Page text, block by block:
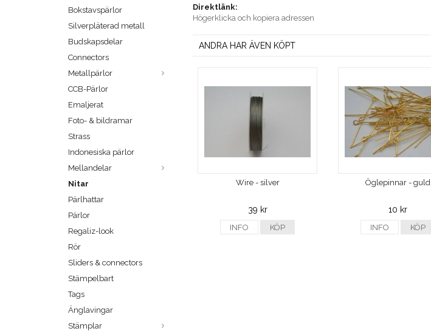
Bokstavspärlor
Silverpläterad metall
Budskapsdelar
Connectors
Metallpärlor
CCB-Pärlor
Emaljerat
Foto- & bildramar
Strass
Indonesiska pärlor
Mellandelar
Nitar
Pärlhattar
Pärlor
Regaliz-look
Rör
Sliders & connectors
Stämpelbart
Tags
Änglavingar
Stämplar
Direktlänk:
Högerklicka och kopiera adressen
ANDRA HAR ÄVEN KÖPT
Wire - silver
39 kr
INFO KÖP
Öglepinnar - guld
10 kr
INFO KÖP